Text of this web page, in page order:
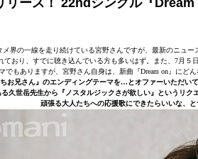
界の一線を走り続けている宮野さんですが、最新のニュー
ており、すでに聴き込んでいる方も多いはず。また、7月
でもありますが、宮野さん自身は、新曲『Dream on』にど
ちお兄さん』のエンディングテーマを…とオファーいただ
久世岳先生から『ノスタルジックさが欲しい』というリ
頑張る大人たちへの応援歌にできたらいいな、と